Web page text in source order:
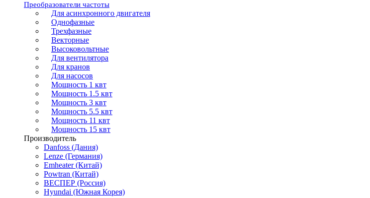
Преобразователи частоты
Для асинхронного двигателя
Однофазные
Трехфазные
Векторные
Высоковольтные
Для вентилятора
Для кранов
Для насосов
Мощность 1 квт
Мощность 1.5 квт
Мощность 3 квт
Мощность 5.5 квт
Мощность 11 квт
Мощность 15 квт
Производитель
Danfoss (Дания)
Lenze (Германия)
Emheater (Китай)
Powtran (Китай)
ВЕСПЕР (Россия)
Hyundai (Южная Корея)